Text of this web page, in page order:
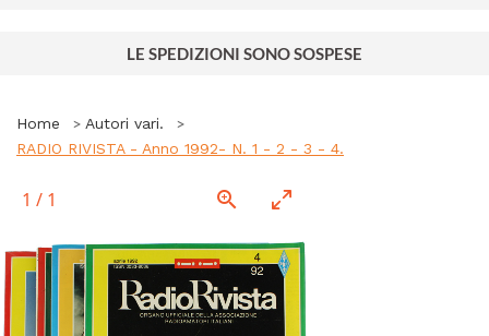
LE SPEDIZIONI SONO SOSPESE
Home
Autori vari.
RADIO RIVISTA - Anno 1992- N. 1 - 2 - 3 - 4.
1 / 1